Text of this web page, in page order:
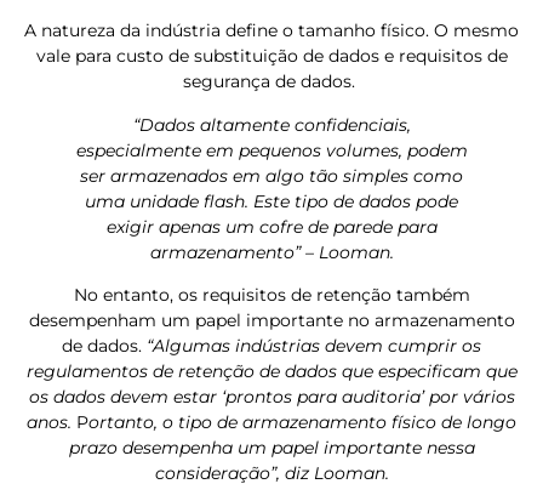
A natureza da indústria define o tamanho físico. O mesmo
vale para custo de substituição de dados e requisitos de
segurança de dados.
“Dados altamente confidenciais,
especialmente em pequenos volumes, podem
ser armazenados em algo tão simples como
uma unidade flash. Este tipo de dados pode
exigir apenas um cofre de parede para
armazenamento” – Looman.
No entanto, os requisitos de retenção também
desempenham um papel importante no armazenamento
de dados. “Algumas indústrias devem cumprir os
regulamentos de retenção de dados que especificam que
os dados devem estar ‘prontos para auditoria’ por vários
anos. Portanto, o tipo de armazenamento físico de longo
prazo desempenha um papel importante nessa
consideração”, diz Looman.